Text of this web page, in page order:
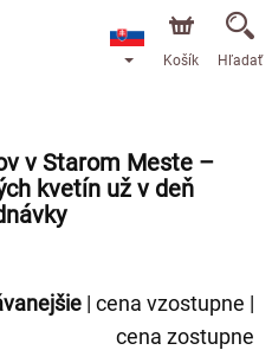
Košík Hľadať
v Starom Meste –
kvetín už v deň
| cena vzostupne |
cena zostupne